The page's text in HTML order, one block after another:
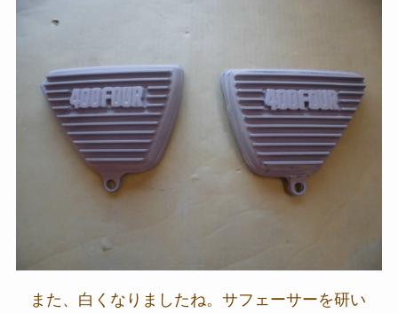
また、白くなりましたね。サフェーサーを研い